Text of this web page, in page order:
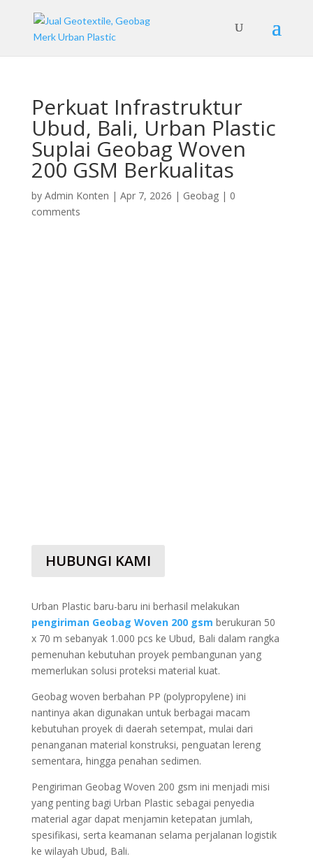
Perkuat Infrastruktur
Ubud, Bali, Urban Plastic
Suplai Geobag Woven
200 GSM Berkualitas
by Admin Konten | Apr 7, 2026 | Geobag| 0
comments
HUBUNGI KAMI
Urban Plastic baru-baru ini berhasil melakukan
pengiriman Geobag Woven 200 gsm berukuran 50
x 70 m sebanyak 1.000 pcs ke Ubud, Bali dalam rangka
pemenuhan kebutuhan proyek pembangunan yang
memerlukan solusi proteksi material kuat.
Geobag woven berbahan PP (polypropylene) ini
nantinya akan digunakan untuk berbagai macam
kebutuhan proyek di daerah setempat, mulai dari
penanganan material konstruksi, penguatan lereng
sementara, hingga penahan sedimen.
Pengiriman Geobag Woven 200 gsm ini menjadi misi
yang penting bagi Urban Plastic sebagai penyedia
material agar dapat menjamin ketepatan jumlah,
spesifikasi, serta keamanan selama perjalanan logistik
ke wilayah Ubud, Bali.